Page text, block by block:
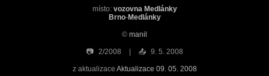
místo: vozovna Medlánky
Brno-Medlánky
© manil
📷 2/2008 📤 9. 5. 2008
z aktualizace Aktualizace 09. 05. 2008